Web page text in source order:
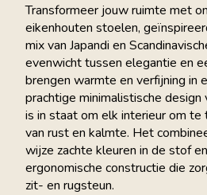
Transformeer jouw ruimte met
eikenhouten stoelen,
mix van Japandi en
evenwicht tussen elegantie en
brengen warmte en verfijning in
prachtige minimalistische design
is in staat om elk interieur om
van rust en kalmte. Het
wijze zachte kleuren in de stof
ergonomische constructie die
zit- en rugsteun.